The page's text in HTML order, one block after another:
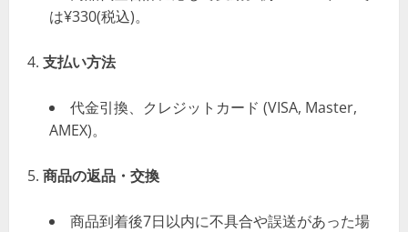
は¥330(税込)。
支払い方法
代金引換、クレジットカード (VISA, Master,
AMEX)。
商品の返品・交換
商品到着後7日以内に不具合や誤送があった場